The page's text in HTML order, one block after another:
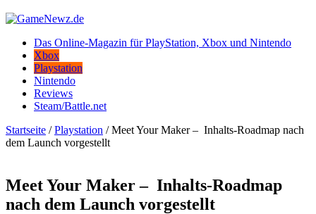
Das Online-Magazin für PlayStation, Xbox und Nintendo
Xbox
Playstation
Nintendo
Reviews
Steam/Battle.net
Startseite / Playstation / Meet Your Maker – Inhalts-Roadmap nach
dem Launch vorgestellt
Meet Your Maker – Inhalts-Roadmap
nach dem Launch vorgestellt